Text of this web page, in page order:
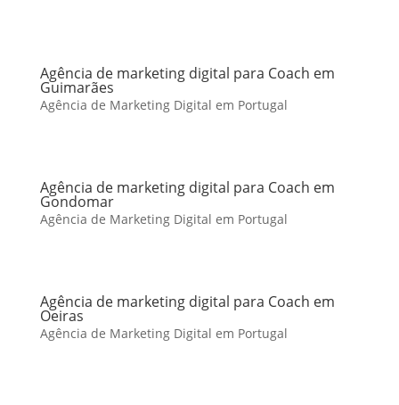
Agência de marketing digital para Coach em
Guimarães
Agência de Marketing Digital em Portugal
Agência de marketing digital para Coach em
Gondomar
Agência de Marketing Digital em Portugal
Agência de marketing digital para Coach em
Oeiras
Agência de Marketing Digital em Portugal